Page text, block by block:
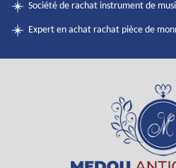
Société de rachat instrument de
Expert en achat rachat pièce de